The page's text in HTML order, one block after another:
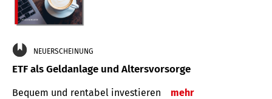
NEUERSCHEINUNG
ETF als Geldanlage und Altersvorsorge
Bequem und rentabel investieren mehr